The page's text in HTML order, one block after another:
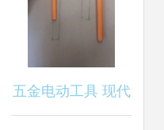
五金电动工具 现代